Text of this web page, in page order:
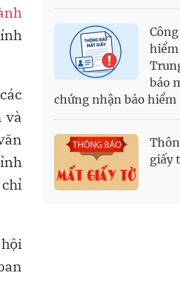
và
hiểm
báo
chứng nhận bảo hiểm
giấy